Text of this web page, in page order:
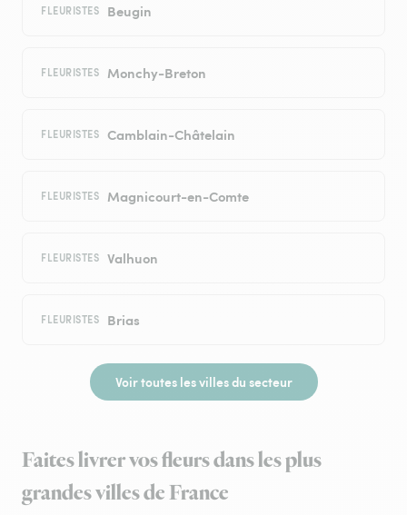
FLEURISTES Beugin
FLEURISTES Monchy-Breton
FLEURISTES Camblain-Châtelain
FLEURISTES Magnicourt-en-Comte
FLEURISTES Valhuon
FLEURISTES Brias
Voir toutes les villes du secteur
Faites livrer vos fleurs dans les plus
grandes villes de France